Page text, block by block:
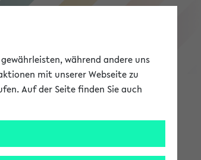
eKVV
während andere uns
mit unserer Webseite zu
Auf der Seite finden Sie auch